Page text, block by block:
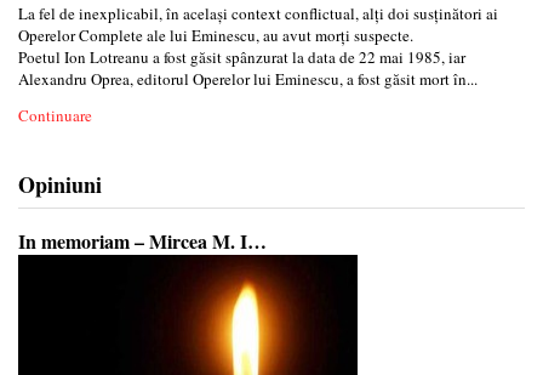
La fel de inexplicabil, în același context conflictual, alți doi susținători ai
Operelor Complete ale lui Eminescu, au avut morți suspecte.
Poetul Ion Lotreanu a fost găsit spânzurat la data de 22 mai 1985, iar
Alexandru Oprea, editorul Operelor lui Eminescu, a fost găsit mort în...
Continuare
Opiniuni
In memoriam – Mircea M. I…